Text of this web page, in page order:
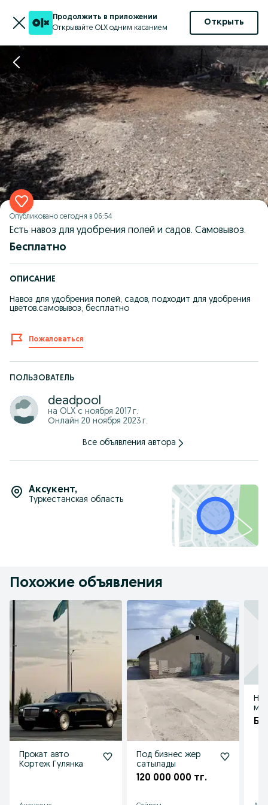
Продолжить в приложении
Открывайте OLX одним касанием
Открыть
Опубликовано сегодня в 06:54
Есть навоз для удобрения полей и садов. Самовывоз.
Бесплатно
ОПИСАНИЕ
Навоз для удобрения полей, садов, подходит для удобрения
цветов.самовывоз, бесплатно
Пожаловаться
ПОЛЬЗОВАТЕЛЬ
deadpool
на OLX с ноября 2017 г.
Онлайн 20 ноября 2023 г.
Все объявления автора
Аксукент,
Туркестанская область
Похожие объявления
Прокат авто
Кортеж Гулянка
Под бизнес жер
сатылады
120 000 000 тг.